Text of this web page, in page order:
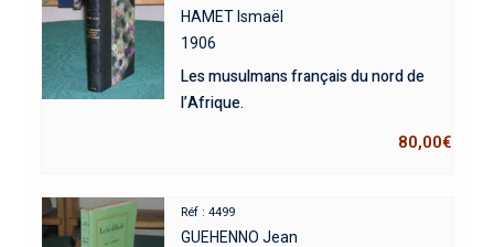
HAMET Ismaël
1906
Les musulmans français du nord de
l’Afrique.
80,00€
Réf : 4499
GUEHENNO Jean